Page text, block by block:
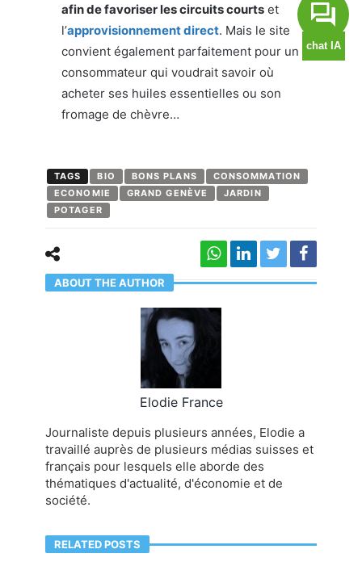
afin de favoriser les circuits courts et
l’approvisionnement direct. Mais le site
convient également parfaitement pour un
consommateur qui voudrait savoir où
acheter ses huiles essentielles ou son
fromage de chèvre…
TAGS BIO BONS PLANS
CONSOMMATION
ECONOMIE
GRAND GENÈVE
JARDIN
POTAGER
ABOUT THE AUTHOR
Elodie France
Journaliste depuis plusieurs années, Elodie a
travaillé auprès de plusieurs médias suisses et
français pour lesquels elle aborde des
thématiques d'actualité, d'économie et de
société.
RELATED POSTS